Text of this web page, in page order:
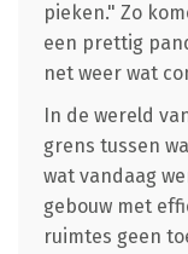
pieken." Zo
een prettig
net weer wat
In de wereld
grens tussen
wat vandaag
gebouw met
ruimtes geen